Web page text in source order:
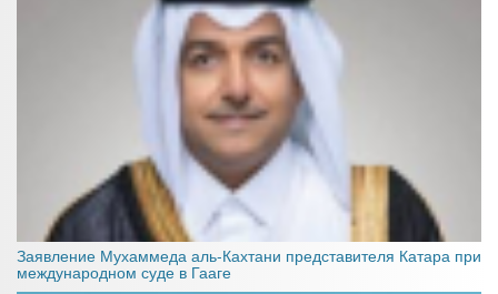
Заявление Мухаммеда аль-Кахтани представителя Катара при
международном суде в Гааге